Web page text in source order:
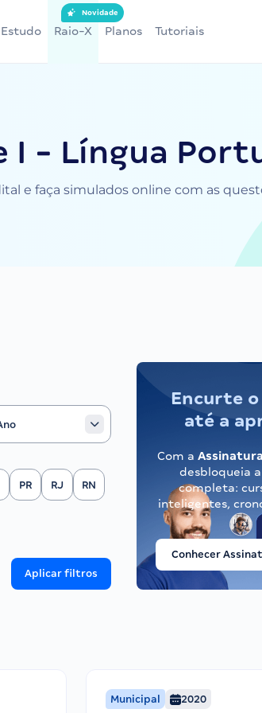
Raio-X
Novidade
Planos Tutoriais
I - Língua
e faça simulados online com as
PR RJ RN
Aplicar filtros
Encurte
até a
Com a
desbloqueia
completa:
inteligentes,
Conhecer
Municipal 2020